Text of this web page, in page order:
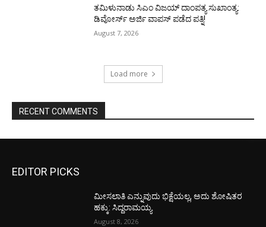
ತಮಿಳುನಾಡು ಸಿಎಂ ವಿಜಯ್‌ ದಾಂಪತ್ಯ ಸುಖಾಂತ್ಯ:
ಡಿವೋರ್ಸ್‌ ಅರ್ಜಿ ವಾಪಸ್‌ ಪಡೆದ ಪತ್ನಿ!
August 7, 2026
Load more
RECENT COMMENTS
EDITOR PICKS
ಮೀಸಲಾತಿ ಎನ್ನುವುದು ಭಿಕ್ಷೆಯಲ್ಲ, ಅದು ಶೋಷಿತರ
ಹಕ್ಕು: ಸಿದ್ದರಾಮಯ್ಯ
August 8, 2026